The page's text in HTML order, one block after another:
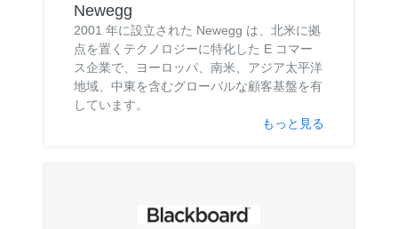
Newegg
2001 年に設立された Newegg は、北米に拠
点を置くテクノロジーに特化した E コマー
ス企業で、ヨーロッパ、南米、アジア太平洋
地域、中東を含むグローバルな顧客基盤を有
しています。
もっと見る